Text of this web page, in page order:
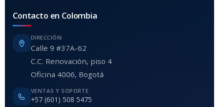
Contacto en Colombia
DIRECCIÓN
Calle 9 #37A-62
C.C. Renovación, piso 4
Oficina 4006, Bogotá
VENTAS Y SOPORTE
+57 (601) 508 5475